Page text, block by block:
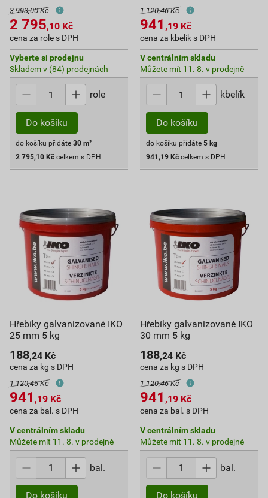
3 993,00 Kč
2 795,10 Kč
cena za role s DPH
Vyberte si prodejnu
Skladem v (84) prodejnách
role
Do košíku
do košíku přidáte 30 m²
2 795,10 Kč celkem s DPH
1 120,46 Kč
941 ,19 Kč
cena za kbelík s DPH
V centrálním skladu
Můžete mít 11. 8. v prodejně
kbelík
Do košíku
do košíku přidáte 5 kg
941,19 Kč celkem s DPH
Hřebíky galvanizované IKO
25 mm 5 kg
188,24 Kč
cena za kg s DPH
1 120,46 Kč
941 ,19 Kč
cena za bal. s DPH
V centrálním skladu
Můžete mít 11. 8. v prodejně
bal.
Do košíku
Hřebíky galvanizované IKO
30 mm 5 kg
188,24 Kč
cena za kg s DPH
1 120,46 Kč
941 ,19 Kč
cena za bal. s DPH
V centrálním skladu
Můžete mít 11. 8. v prodejně
bal.
Do košíku